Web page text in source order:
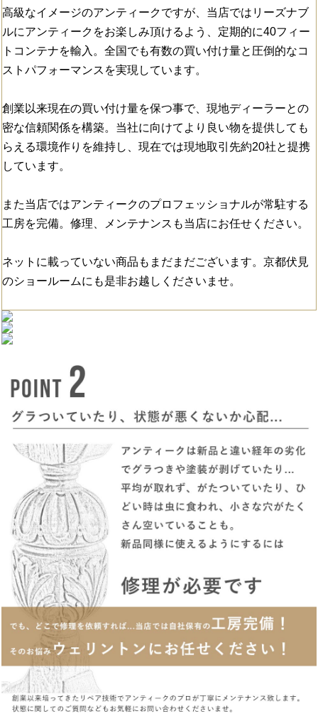
高級なイメージのアンティークですが、当店ではリーズナブ
ルにアンティークをお楽しみ頂けるよう、定期的に40フィー
トコンテナを輸入。全国でも有数の買い付け量と圧倒的なコ
ストパフォーマンスを実現しています。
創業以来現在の買い付け量を保つ事で、現地ディーラーとの
密な信頼関係を構築。当社に向けてより良い物を提供しても
らえる環境作りを維持し、現在では現地取引先約20社と提携
しています。
また当店ではアンティークのプロフェッショナルが常駐する
工房を完備。修理、メンテナンスも当店にお任せください。
ネットに載っていない商品もまだまだございます。京都伏見
のショールームにも是非お越しくださいませ。